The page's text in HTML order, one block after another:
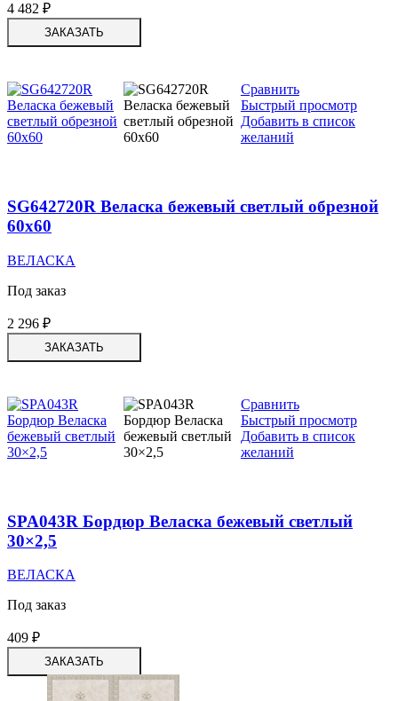
4 482 ₽
ЗАКАЗАТЬ
Сравнить
Быстрый просмотр
Добавить в список
желаний
SG642720R Веласка бежевый светлый обрезной
60х60
ВЕЛАСКА
Под заказ
2 296 ₽
ЗАКАЗАТЬ
Сравнить
Быстрый просмотр
Добавить в список
желаний
SPA043R Бордюр Веласка бежевый светлый
30×2,5
ВЕЛАСКА
Под заказ
409 ₽
ЗАКАЗАТЬ